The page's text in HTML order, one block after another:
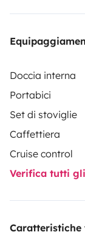
Doccia interna
Portabici
Set di stoviglie
Caffettiera
Cruise control
Verifica tutti
Caratteristiche